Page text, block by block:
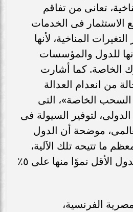
تعانى من تفاقم
الاستثمار فى الخدمات
المناخية، لأنها
للدول والمؤسسات
الخاصة. كما أشارت
من انعدام العدالة
السحب الخاصة»، التى
لتوفير السيولة فى
موضحة أن الدول
ما تتيحه تلك الآلية،
بينما لا يزيد نصيب الدول الأقل نموًا منها على ٥٪
الفرنسية،